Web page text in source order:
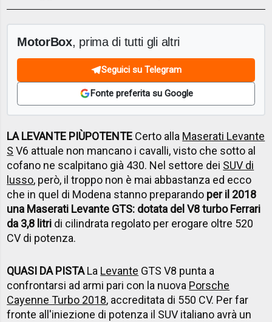
MotorBox, prima di tutti gli altri
Seguici su Telegram
Fonte preferita su Google
LA LEVANTE PIÙPOTENTE Certo alla Maserati Levante
S V6 attuale non mancano i cavalli, visto che sotto al
cofano ne scalpitano già 430. Nel settore dei SUV di
lusso, però, il troppo non è mai abbastanza ed ecco
che in quel di Modena stanno preparando per il 2018
una Maserati Levante GTS: dotata del V8 turbo Ferrari
da 3,8 litri di cilindrata regolato per erogare oltre 520
CV di potenza.
QUASI DA PISTALa Levante GTS V8 punta a
confrontarsi ad armi pari con la nuova Porsche
Cayenne Turbo 2018, accreditata di 550 CV. Per far
fronte all'iniezione di potenza il SUV italiano avrà un